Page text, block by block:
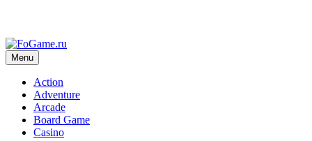
Menu
Action
Adventure
Arcade
Board Game
Casino